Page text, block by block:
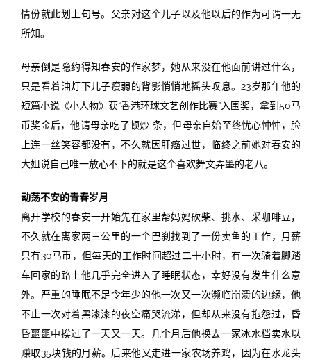
情份就此划上句号。父亲对这个儿子以及他以后的作为可谓一无
所知。
母亲倒是隐约得知春安的作家梦，她从来没在他面前讲过什么，
只是看着油灯下儿子瘦弱的背影悄悄地摇头叹息。23岁那年他的
短篇小说《小人物》获“香港环球文艺创作比赛”入围奖，拿到50马
币奖金后，他请母亲吃了顿炒 条，但母亲自始至终忧心忡忡，脸
上连一丝笑容都没有，不久就因肝癌过世，临终之前她对春安的
大姐说自己唯一放心不下的就是这个喜欢舞文弄墨的老八。
动荡不安的青春岁月
离开学校的春安一开始先在家里帮妈妈砍柴、挑水、采咖啡豆，
不久就在离家两三公里的一个巴刹找到了一份卖鱼的工作，月薪
只有30马币，但每天的工作时间超过二十小时，有一次骑着脚踏
车回家的路上他几乎完全进入了睡眠状态，幸好没有发生什么意
外。严重的睡眠不足令年少的他一次又一次濒临崩溃的边缘，他
不止一次对着黑漆漆的夜空痛哭流涕，但却从来没有抱怨过，昏
昏噩噩中挨过了一天又一天。几个月后他换去一家冰水档卖水以
赚取35块钱的月薪。后来他又走进一家农场养鸡，因为在水龙头